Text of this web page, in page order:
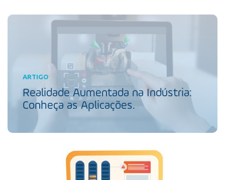
ARTIGO
Realidade Aumentada na Indústria:
Conheça as Aplicações.